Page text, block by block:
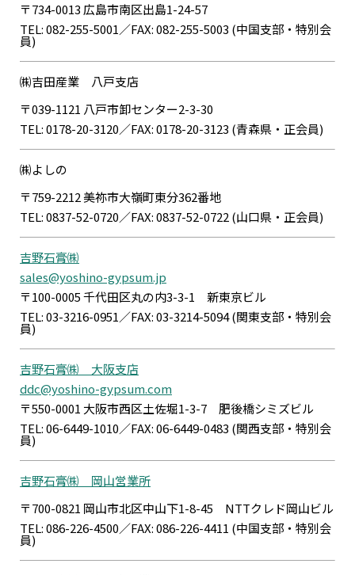
〒734-0013 広島市南区出島1-24-57
TEL: 082-255-5001／FAX: 082-255-5003 (中国支部・特別会
員)
㈱吉田産業 八戸支店
〒039-1121 八戸市卸センター2-3-30
TEL: 0178-20-3120／FAX: 0178-20-3123 (青森県・正会員)
㈱よしの
〒759-2212 美祢市大嶺町東分362番地
TEL: 0837-52-0720／FAX: 0837-52-0722 (山口県・正会員)
吉野石膏㈱
sales@yoshino-gypsum.jp
〒100-0005 千代田区丸の内3-3-1 新東京ビル
TEL: 03-3216-0951／FAX: 03-3214-5094 (関東支部・特別会
員)
吉野石膏㈱ 大阪支店
ddc@yoshino-gypsum.com
〒550-0001 大阪市西区土佐堀1-3-7 肥後橋シミズビル
TEL: 06-6449-1010／FAX: 06-6449-0483 (関西支部・特別会
員)
吉野石膏㈱ 岡山営業所
〒700-0821 岡山市北区中山下1-8-45 NTTクレド岡山ビル
TEL: 086-226-4500／FAX: 086-226-4411 (中国支部・特別会
員)